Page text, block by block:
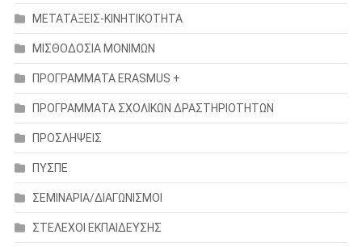
ΜΕΤΑΤΑΞΕΙΣ-ΚΙΝΗΤΙΚΟΤΗΤΑ
ΜΙΣΘΟΔΟΣΙΑ ΜΟΝΙΜΩΝ
ΠΡΟΓΡΑΜΜΑΤΑ ERASMUS +
ΠΡΟΓΡΑΜΜΑΤΑ ΣΧΟΛΙΚΩΝ ΔΡΑΣΤΗΡΙΟΤΗΤΩΝ
ΠΡΟΣΛΗΨΕΙΣ
ΠΥΣΠΕ
ΣΕΜΙΝΑΡΙΑ/ΔΙΑΓΩΝΙΣΜΟΙ
ΣΤΕΛΕΧΟΙ ΕΚΠΑΙΔΕΥΣΗΣ